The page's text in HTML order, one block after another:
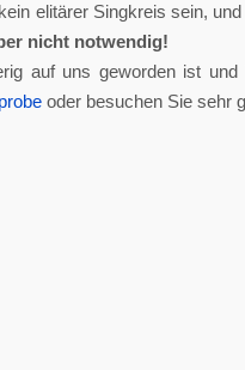
elitärer Singkreis sein,
nicht notwendig!
auf uns geworden ist
oder besuchen Sie sehr